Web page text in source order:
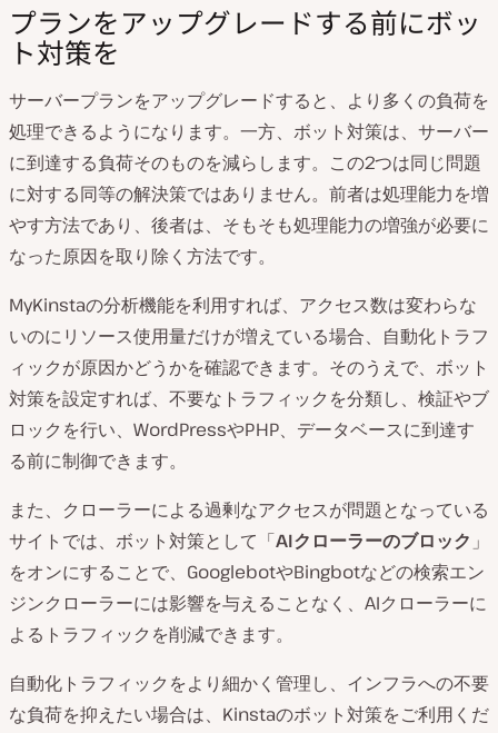
プランをアップグレードする前にボッ
ト対策を
サーバープランをアップグレードすると、より多くの負荷を
処理できるようになります。一方、ボット対策は、サーバー
に到達する負荷そのものを減らします。この2つは同じ問題
に対する同等の解決策ではありません。前者は処理能力を増
やす方法であり、後者は、そもそも処理能力の増強が必要に
なった原因を取り除く方法です。
MyKinstaの分析機能を利用すれば、アクセス数は変わらな
いのにリソース使用量だけが増えている場合、自動化トラフ
ィックが原因かどうかを確認できます。そのうえで、ボット
対策を設定すれば、不要なトラフィックを分類し、検証やブ
ロックを行い、WordPressやPHP、データベースに到達す
る前に制御できます。
また、クローラーによる過剰なアクセスが問題となっている
サイトでは、ボット対策として「AIクローラーのブロック 」
をオンにすることで、GooglebotやBingbotなどの検索エン
ジンクローラーには影響を与えることなく、AIクローラーに
よるトラフィックを削減できます。
自動化トラフィックをより細かく管理し、インフラへの不要
な負荷を抑えたい場合は、Kinstaのボット対策をご利用くだ